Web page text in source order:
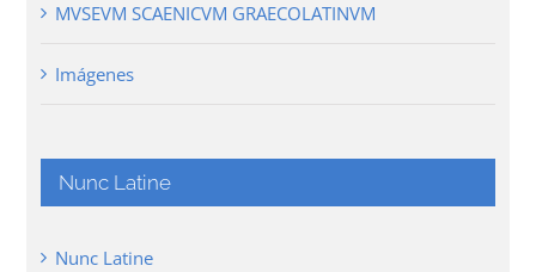
MVSEVM SCAENICVM GRAECOLATINVM
Imágenes
Nunc Latine
Nunc Latine